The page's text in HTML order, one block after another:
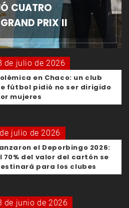
CUATRO
PRIX II
de julio de 2026
en Chaco: un club
fútbol pidió no ser dirigido
mujeres
julio de 2026
el Deporbingo 2026:
70% del valor del cartón se
para los clubes
de junio de 2026